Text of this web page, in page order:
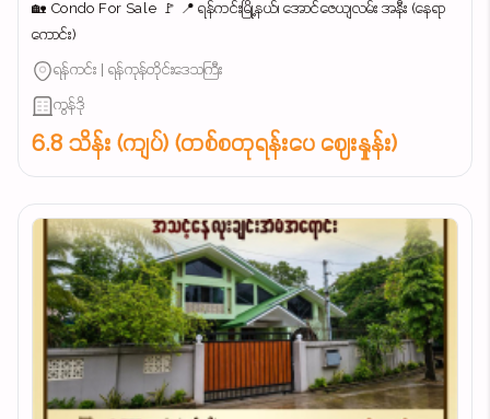
🏡 Condo For Sale 🚩 📍 ရန်ကင်းမြို့နယ်၊ အောင်ဇေယျလမ်း အနီး (နေရာ
ကောင်း)
ရန်ကင်း | ရန်ကုန်တိုင်းဒေသကြီး
ကွန်ဒို
6.8 သိန်း (ကျပ်) (တစ်စတုရန်းပေ ဈေးနှုန်း)